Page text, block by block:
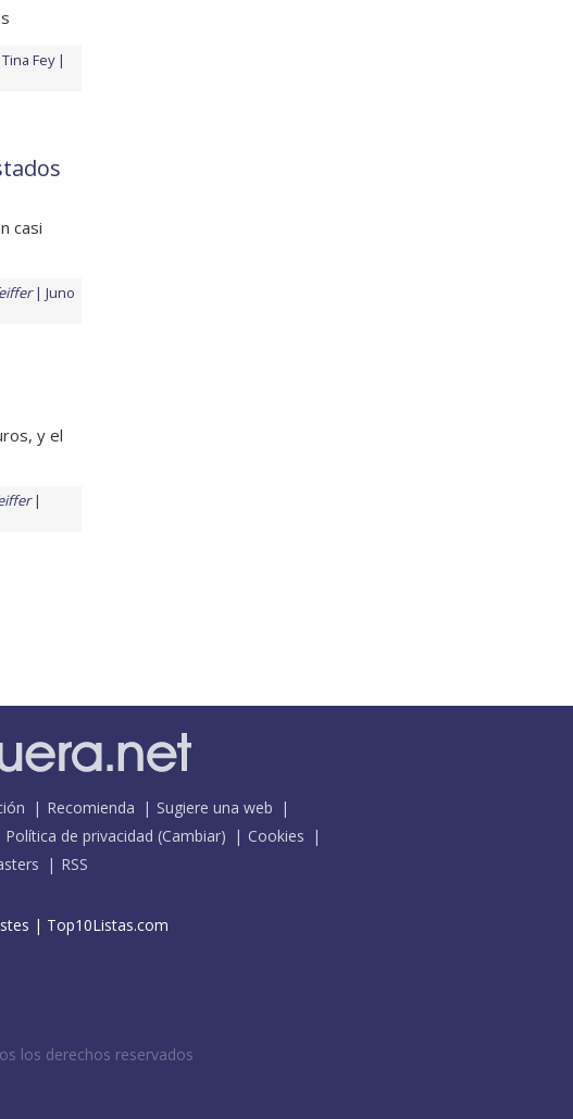
Tina Fey
casi
Juno
y el
Recomienda
Sugiere una web
Política de privacidad (Cambiar)
Cookies
RSS
| Top10Listas.com
los derechos reservados